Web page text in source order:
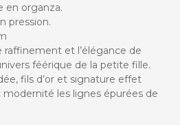
en organza.
pression.
raffinement et l’élégance de
féérique de la petite fille.
fils d’or et signature effet
les lignes épurées de